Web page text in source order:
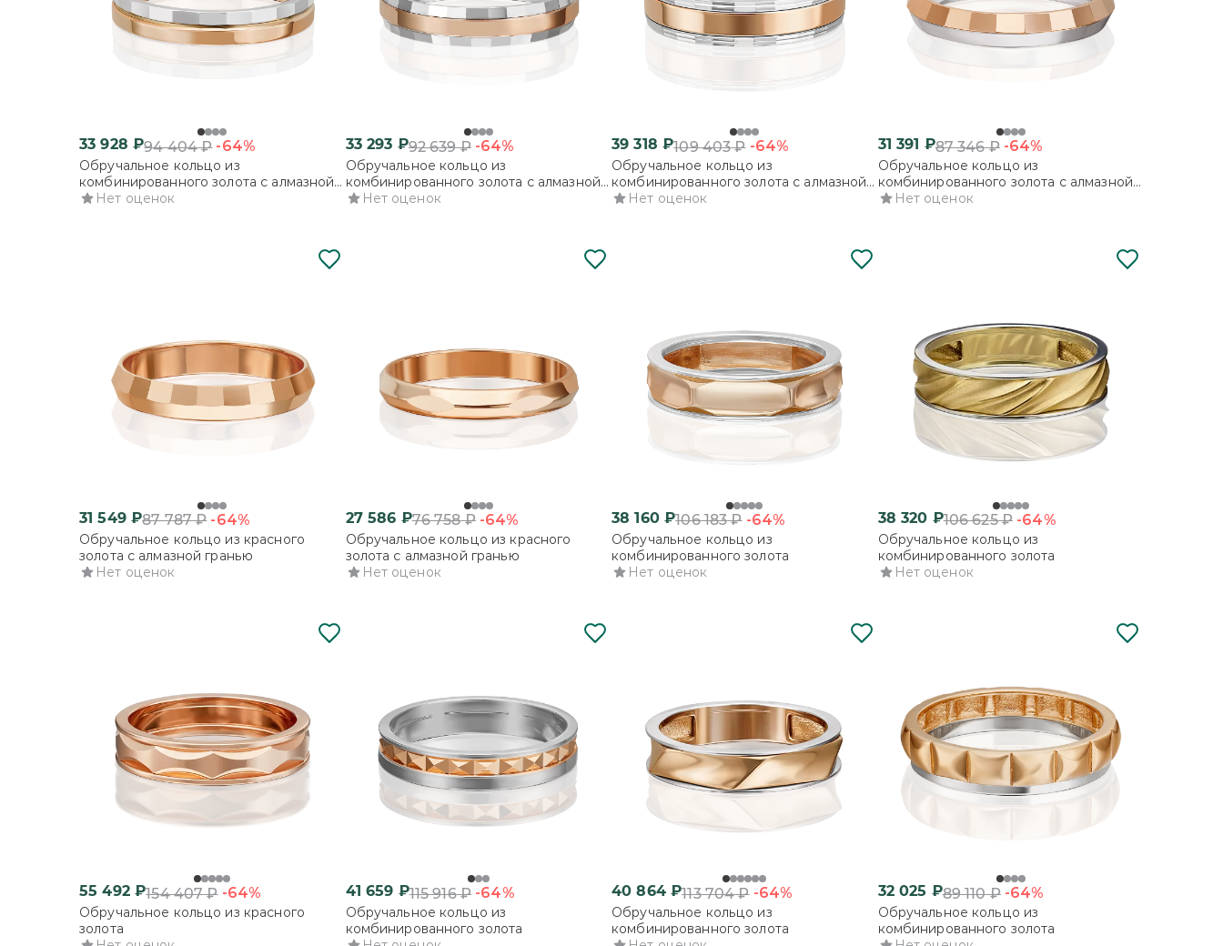
33 928 ₽94 404₽ -64%
Обручальное кольцо из
комбинированного золота с алмазной
гранью
Нет оценок
33 293 ₽92 639₽ -64%
Обручальное кольцо из
комбинированного золота с алмазной
гранью
Нет оценок
39 318 ₽109 403₽ -64%
Обручальное кольцо из
комбинированного золота с алмазной
гранью
Нет оценок
31 391 ₽87 346₽ -64%
Обручальное кольцо из
комбинированного золота с алмазной
гранью
Нет оценок
31 549₽87 787₽ -64%
Обручальное кольцо из красного
золота с алмазной гранью
Нет оценок
27 586 ₽76 758₽ -64%
Обручальное кольцо из красного
золота с алмазной гранью
Нет оценок
38 160₽106 183₽ -64%
Обручальное кольцо из
комбинированного золота
Нет оценок
38 320 ₽106 625₽ -64%
Обручальное кольцо из
комбинированного золота
Нет оценок
55 492₽154 407₽ -64%
Обручальное кольцо из красного
золота
41 659 ₽115 916₽ -64%
Обручальное кольцо из
комбинированного золота
40 864₽113 704₽ -64%
Обручальное кольцо из
комбинированного золота
32 025 ₽89 110₽ -64%
Обручальное кольцо из
комбинированного золота